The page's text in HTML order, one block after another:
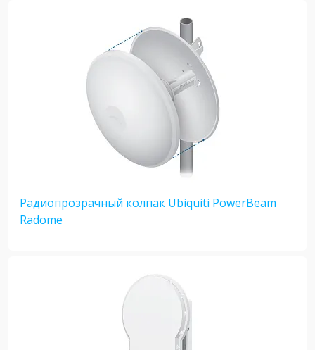
Радиопрозрачный колпак Ubiquiti PowerBeam
Radome